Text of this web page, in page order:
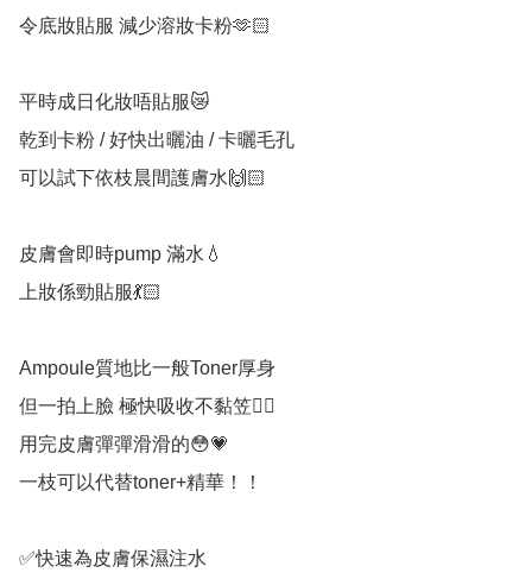
令底妝貼服 減少溶妝卡粉🫶🏻
平時成日化妝唔貼服😿
乾到卡粉 / 好快出曬油 / 卡曬毛孔
可以試下依枝晨間護膚水🙌🏻
皮膚會即時pump 滿水💧
上妝係勁貼服💃🏻
Ampoule質地比一般Toner厚身
但一拍上臉 極快吸收不黏笠👍🏻
用完皮膚彈彈滑滑的😳💗
一枝可以代替toner+精華！！
✅快速為皮膚保濕注水